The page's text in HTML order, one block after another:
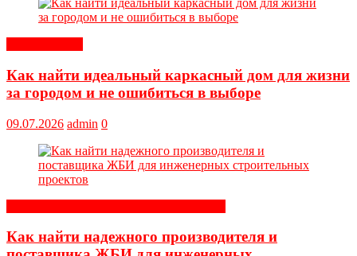
Как найти идеальный каркасный дом для жизни
за городом и не ошибиться в выборе
09.07.2026 admin 0
Как найти надежного производителя и